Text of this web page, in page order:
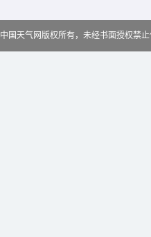
中国天气网版权所有，未经书面授权